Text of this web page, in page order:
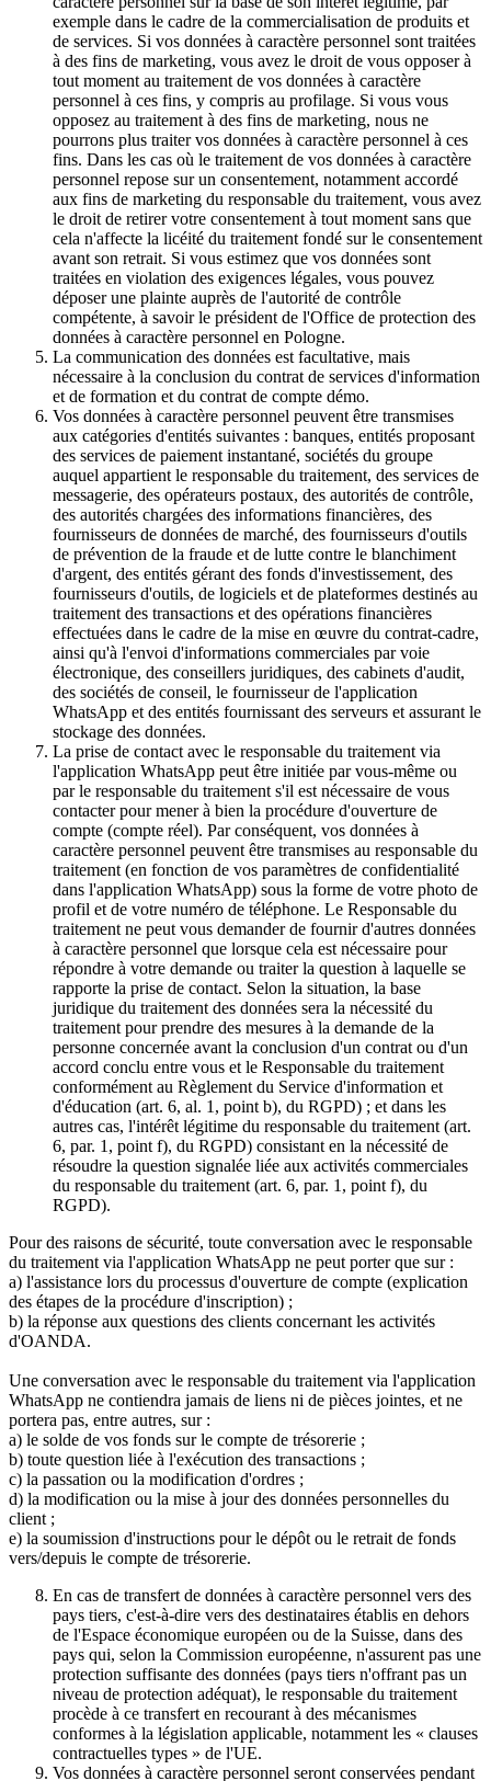
exemple dans le cadre de la commercialisation de produits et
de services. Si vos données à caractère personnel sont traitées
à des fins de marketing, vous avez le droit de vous opposer à
tout moment au traitement de vos données à caractère
personnel à ces fins, y compris au profilage. Si vous vous
opposez au traitement à des fins de marketing, nous ne
pourrons plus traiter vos données à caractère personnel à ces
fins. Dans les cas où le traitement de vos données à caractère
personnel repose sur un consentement, notamment accordé
aux fins de marketing du responsable du traitement, vous avez
le droit de retirer votre consentement à tout moment sans que
cela n'affecte la licéité du traitement fondé sur le consentement
avant son retrait. Si vous estimez que vos données sont
traitées en violation des exigences légales, vous pouvez
déposer une plainte auprès de l'autorité de contrôle
compétente, à savoir le président de l'Office de protection des
données à caractère personnel en Pologne.
La communication des données est facultative, mais
nécessaire à la conclusion du contrat de services d'information
et de formation et du contrat de compte démo.
Vos données à caractère personnel peuvent être transmises
aux catégories d'entités suivantes : banques, entités proposant
des services de paiement instantané, sociétés du groupe
auquel appartient le responsable du traitement, des services de
messagerie, des opérateurs postaux, des autorités de contrôle,
des autorités chargées des informations financières, des
fournisseurs de données de marché, des fournisseurs d'outils
de prévention de la fraude et de lutte contre le blanchiment
d'argent, des entités gérant des fonds d'investissement, des
fournisseurs d'outils, de logiciels et de plateformes destinés au
traitement des transactions et des opérations financières
effectuées dans le cadre de la mise en œuvre du contrat-cadre,
ainsi qu'à l'envoi d'informations commerciales par voie
électronique, des conseillers juridiques, des cabinets d'audit,
des sociétés de conseil, le fournisseur de l'application
WhatsApp et des entités fournissant des serveurs et assurant le
stockage des données.
La prise de contact avec le responsable du traitement via
l'application WhatsApp peut être initiée par vous-même ou
par le responsable du traitement s'il est nécessaire de vous
contacter pour mener à bien la procédure d'ouverture de
compte (compte réel). Par conséquent, vos données à
caractère personnel peuvent être transmises au responsable du
traitement (en fonction de vos paramètres de confidentialité
dans l'application WhatsApp) sous la forme de votre photo de
profil et de votre numéro de téléphone. Le Responsable du
traitement ne peut vous demander de fournir d'autres données
à caractère personnel que lorsque cela est nécessaire pour
répondre à votre demande ou traiter la question à laquelle se
rapporte la prise de contact. Selon la situation, la base
juridique du traitement des données sera la nécessité du
traitement pour prendre des mesures à la demande de la
personne concernée avant la conclusion d'un contrat ou d'un
accord conclu entre vous et le Responsable du traitement
conformément au Règlement du Service d'information et
d'éducation (art. 6, al. 1, point b), du RGPD) ; et dans les
autres cas, l'intérêt légitime du responsable du traitement (art.
6, par. 1, point f), du RGPD) consistant en la nécessité de
résoudre la question signalée liée aux activités commerciales
du responsable du traitement (art. 6, par. 1, point f), du
RGPD).
Pour des raisons de sécurité, toute conversation avec le responsable
du traitement via l'application WhatsApp ne peut porter que sur :
a) l'assistance lors du processus d'ouverture de compte (explication
des étapes de la procédure d'inscription) ;
b) la réponse aux questions des clients concernant les activités
d'OANDA.
Une conversation avec le responsable du traitement via l'application
WhatsApp ne contiendra jamais de liens ni de pièces jointes, et ne
portera pas, entre autres, sur :
a) le solde de vos fonds sur le compte de trésorerie ;
b) toute question liée à l'exécution des transactions ;
c) la passation ou la modification d'ordres ;
d) la modification ou la mise à jour des données personnelles du
client ;
e) la soumission d'instructions pour le dépôt ou le retrait de fonds
vers/depuis le compte de trésorerie.
En cas de transfert de données à caractère personnel vers des
pays tiers, c'est-à-dire vers des destinataires établis en dehors
de l'Espace économique européen ou de la Suisse, dans des
pays qui, selon la Commission européenne, n'assurent pas une
protection suffisante des données (pays tiers n'offrant pas un
niveau de protection adéquat), le responsable du traitement
procède à ce transfert en recourant à des mécanismes
conformes à la législation applicable, notamment les « clauses
contractuelles types » de l'UE.
Vos données à caractère personnel seront conservées pendant